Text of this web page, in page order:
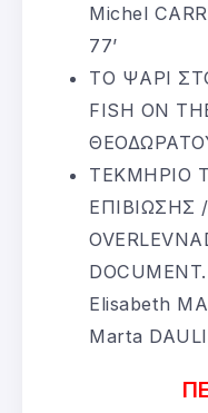
Michel
77’
ΤΟ ΨΑΡΙ
FISH ON
ΤΕΚΜΗΡΙΟ
ΕΠΙΒΙΩΣΗΣ /
Elisabeth
Marta